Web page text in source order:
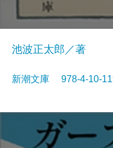
池波正太郎／著
新潮文庫 978-4-10-